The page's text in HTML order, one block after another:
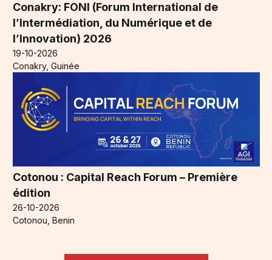
Conakry: FONI (Forum International de
l’Intermédiation, du Numérique et de
l’Innovation) 2026
19-10-2026
Conakry, Guinée
Cotonou : Capital Reach Forum – Première
édition
26-10-2026
Cotonou, Benin